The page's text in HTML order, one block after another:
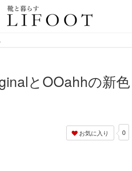
登場
とOOahhの新色
お気に入り 0